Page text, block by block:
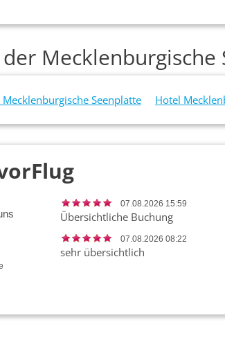
Mecklenburgische
Seenplatte Hotel
07.08.2026 15:59
Übersichtliche Buchung
07.08.2026 08:22
sehr übersichtlich